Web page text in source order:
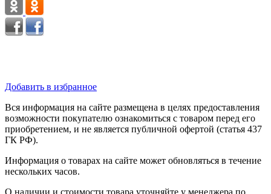
Добавить в избранное
Вся информация на сайте размещена в целях предоставления
возможности покупателю ознакомиться с товаром перед его
приобретением, и не является публичной офертой (статья 437
ГК РФ).
Информация о товарах на сайте может обновляться в течение
нескольких часов.
О наличии и стоимости товара уточняйте у менеджера по